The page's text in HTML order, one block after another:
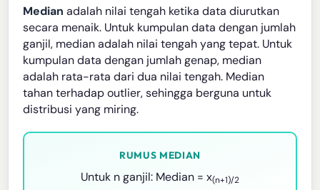
Median adalah nilai tengah ketika data diurutkan
secara menaik. Untuk kumpulan data dengan jumlah
ganjil, median adalah nilai tengah yang tepat. Untuk
kumpulan data dengan jumlah genap, median
adalah rata-rata dari dua nilai tengah. Median
tahan terhadap outlier, sehingga berguna untuk
distribusi yang miring.
RUMUS MEDIAN
Untuk n ganjil: Median = x(n+1)/2